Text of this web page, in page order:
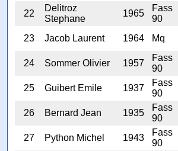
22
Delitroz
Stephane
1965
Fass
90
23 Jacob Laurent 1964 Mq
24
Sommer Olivier 1957
Fass
90
25 Guibert Emile 1937
Fass
90
26
Bernard Jean 1935
Fass
90
27
Python Michel 1943
Fass
90